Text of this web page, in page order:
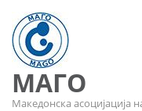
МАГО
Македонска асоцијација